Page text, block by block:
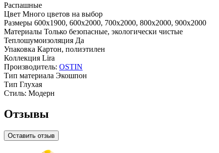
Распашные
Цвет Много цветов на выбор
Размеры 600x1900, 600x2000, 700x2000, 800x2000, 900x2000
Материалы Только безопасные, экологически чистые
Теплошумоизоляция Да
Упаковка Картон, полиэтилен
Коллекция Lira
Производитель: OSTIN
Тип материала Экошпон
Тип Глухая
Стиль: Модерн
Отзывы
Оставить отзыв